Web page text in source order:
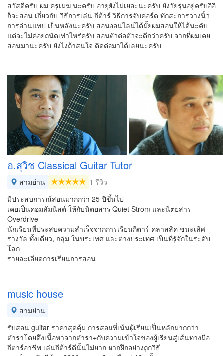
สวัสดีครับ ผม ครูเมฆ นะครับ อายุยังไม่เยอะนะครับ ยังวัยรุ่นอยู่ครับอิอิ
ก็จะสอน เกี่ยวกับ วิธีการเล่น กีต้าร์ วิธีการจับคอร์ด ทักสะการวางนิ้ว
การอ่านแทป เป็นหลังนะครับ สอนออนไลน์ได้มั้ยผมสอนให้ได้นะคับ
แต่จะไม่ค่อยถนัดเท่าไหร่ครับ สอนตัวต่อตัวจะดีกว่าครับ จากที่ผมเคย
สอนมานะครับ ยังไงถ้าสนใจ ติดต่อมาได้เลยนะครับ
อ.สุวิช Classical Guitar Tutor
สามย่าน
1 รีวิว
มีประสบการณ์สอนมากกว่า 25 ปีขึ้นไป
เคยเป็นคอมลัมนิสต์ ให้กับนิตยสาร Quiet Strom และนิตยสาร
Overdrive
นักเรียนที่ประสบความสำเร็จจากการเรียนกีตาร์ คลาสสิค ชนะเลิศ
รางวัล ทั้งเดี่ยว, กลุ่ม ในประเทศ และต่างประเทศ เป็นที่รู้จักในระดับ
โลก
รายละเอียดการเรียนการสอน
music house
สามย่าน
รับสอน guitar ราคาสุดคุ้ม การสอนที่เน้นผู้เรียนเป็นหลักมากกว่า
ตำราโดยดึงเนื้อหาจากตำรา+กับความเข้าใจของผู้เรียนสู่เส้นทางมือ
กีตาร์อาชีพ เล่นกีต้าร์ดีนั้นไม่ยาก หากฝึกอย่างถูกวิธี